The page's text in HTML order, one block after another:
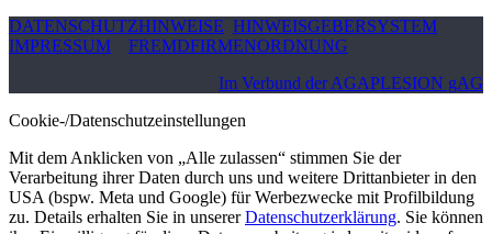
DATENSCHUTZHINWEISE HINWEISGEBERSYSTEM
IMPRESSUM
FREMDFIRMENORDNUNG
Im Verbund der AGAPLESION gAG
Cookie-/Datenschutzeinstellungen
Mit dem Anklicken von „Alle zulassen“ stimmen Sie der
Verarbeitung ihrer Daten durch uns und weitere Drittanbieter in den
USA (bspw. Meta und Google) für Werbezwecke mit Profilbildung
zu. Details erhalten Sie in unsererDatenschutzerklärung. Sie können